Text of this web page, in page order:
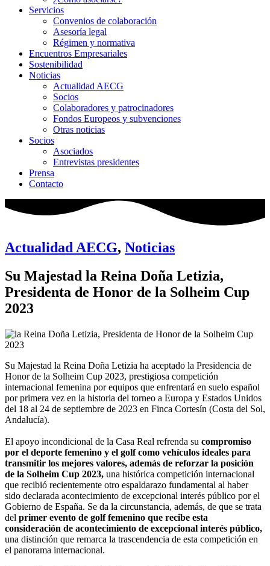
Servicios
Convenios de colaboración
Asesoría legal
Régimen y normativa
Encuentros Empresariales
Sostenibilidad
Noticias
Actualidad AECG
Socios
Colaboradores y patrocinadores
Fondos Europeos y subvenciones
Otras noticias
Socios
Asociados
Entrevistas presidentes
Prensa
Contacto
Actualidad AECG, Noticias
Su Majestad la Reina Doña Letizia,
Presidenta de Honor de la Solheim Cup
2023
Su Majestad la Reina Doña Letizia ha aceptado la Presidencia de
Honor de la Solheim Cup 2023, prestigiosa competición
internacional femenina por equipos que enfrentará en suelo español
por primera vez en la historia del torneo a Europa y Estados Unidos
del 18 al 24 de septiembre de 2023 en Finca Cortesín (Costa del Sol,
Andalucía).
El apoyo incondicional de la Casa Real refrenda su compromiso
por el deporte femenino y el golf como vehículos ideales para
transmitir los mejores valores, además de reforzar la posición
de la Solheim Cup 2023, una histórica competición internacional
que recibió recientemente otro espaldarazo fundamental al haber
sido declarada acontecimiento de excepcional interés público por el
Gobierno de España. Se da la circunstancia, además, de que se trata
del primer evento de golf femenino que recibe esta
consideración de acontecimiento de excepcional interés público,
una distinción que remarca la trascendencia de esta competición en
el panorama internacional.